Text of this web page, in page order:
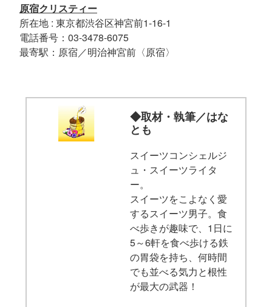
原宿クリスティー
所在地 : 東京都渋谷区神宮前1-16-1
電話番号：03-3478-6075
最寄駅：原宿／明治神宮前〈原宿〉
◆取材・執筆／はな
とも
スイーツコンシェルジ
ュ・スイーツライタ
ー。
スイーツをこよなく愛
するスイーツ男子。食
べ歩きが趣味で、1日に
5～6軒を食べ歩ける鉄
の胃袋を持ち、何時間
でも並べる気力と根性
が最大の武器！